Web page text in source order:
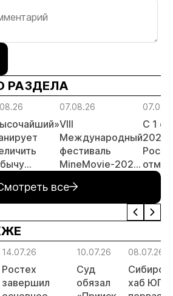
РАЗДЕЛА
в 2026
07.08.26
VIII
Международный
фестиваль
MineMovie-2026
заявок
С 1
2026
МСБ
все
14.07.26
Ростех
завершил
10.07.26
Суд
обязал
08.07.26
хаб ЮГК: